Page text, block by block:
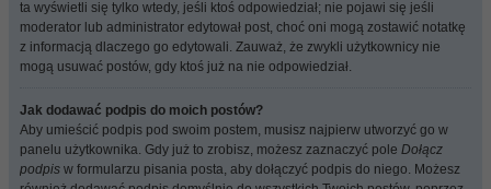
ta wyświetli się tylko wtedy, jeśli ktoś odpowiedział; nie pojawi się jeśli
moderator lub administrator edytował post, choć oni mogą zostawić notatkę
z informacją dlaczego go edytowali. Zauważ, że zwykli użytkownicy nie
mogą usuwać postów, gdy ktoś już na nie odpowiedział.
Jak dodawać podpis do moich postów?
Aby umieścić podpis pod swoim postem, musisz najpierw utworzyć go w
panelu użytkownika. Gdy już to zrobisz, możesz zaznaczyć pole Dołącz
podpis w formularzu pisania posta, aby dołączyć podpis do niego. Możesz